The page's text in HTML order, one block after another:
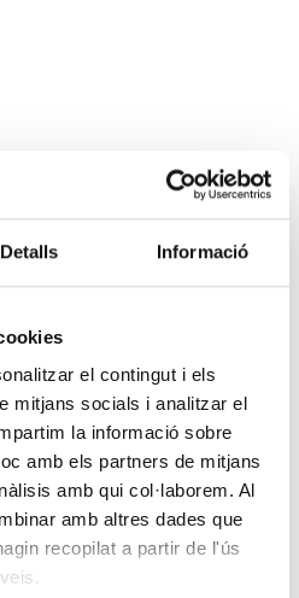
Detalls Informació
el contingut i els
mitjans socials i analitzar el
la informació sobre
amb els partners de mitjans
amb qui col·laborem. Al
amb altres dades que
recopilat a partir de l'ús